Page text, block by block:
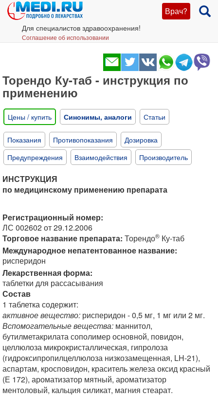
Врач?
Для специалистов здравоохранения!
Соглашение об использовании
Торендо Ку-таб - инструкция по
применению
Цены / купить Синонимы, аналоги Статьи
Показания Противопоказания
Дозировка
Предупреждения
Взаимодействия Производитель
ИНСТРУКЦИЯ
по медицинскому применению препарата
Регистрационный номер:
ЛС 002602 от 29.12.2006
Торговое название препарата: Торендо® Ку-таб
Международное непатентованное название:
рисперидон
Лекарственная форма:
таблетки для рассасывания
Состав
1 таблетка содержит:
активное вещество: рисперидон - 0,5 мг, 1 мг или 2 мг.
Вспомогательные вещества: маннитол,
бутилметакрилата сополимер основной, повидон,
целлюлоза микрокристаллическая, гипролоза
(гидроксипропилцеллюлоза низкозамещенная, LH-21),
аспартам, кросповидон, краситель железа оксид красный
(Е 172), ароматизатор мятный, ароматизатор
ментоловый, кальция силикат, магния стеарат.